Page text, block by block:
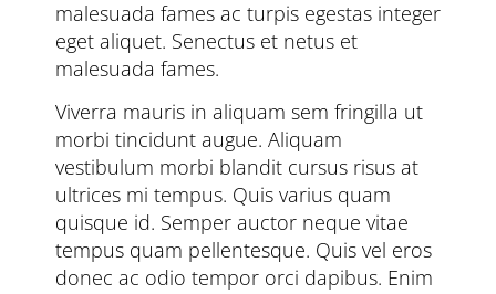
malesuada fames ac turpis egestas integer
eget aliquet. Senectus et netus et
malesuada fames.
Viverra mauris in aliquam sem fringilla ut
morbi tincidunt augue. Aliquam
vestibulum morbi blandit cursus risus at
ultrices mi tempus. Quis varius quam
quisque id. Semper auctor neque vitae
tempus quam pellentesque. Quis vel eros
donec ac odio tempor orci dapibus. Enim